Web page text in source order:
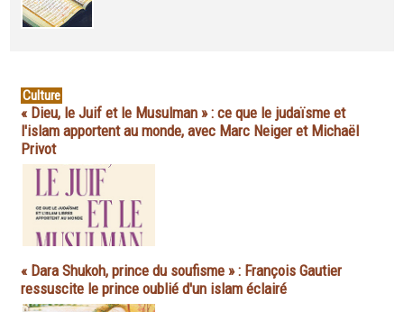
Culture
« Dieu, le Juif et le Musulman » : ce que le judaïsme et
l'islam apportent au monde, avec Marc Neiger et Michaël
Privot
« Dara Shukoh, prince du soufisme » : François Gautier
ressuscite le prince oublié d'un islam éclairé